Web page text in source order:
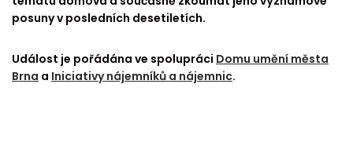
posuny v posledních desetiletích.
Událost je pořádána ve spolupráci Domu umění města
Brna a Iniciativy nájemníků a nájemnic.